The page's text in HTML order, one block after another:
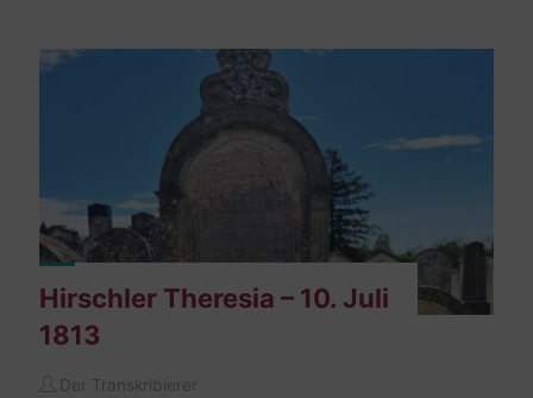
Juli
Hirschler Theresia – 10. Juli
1813
Der Transkribierer